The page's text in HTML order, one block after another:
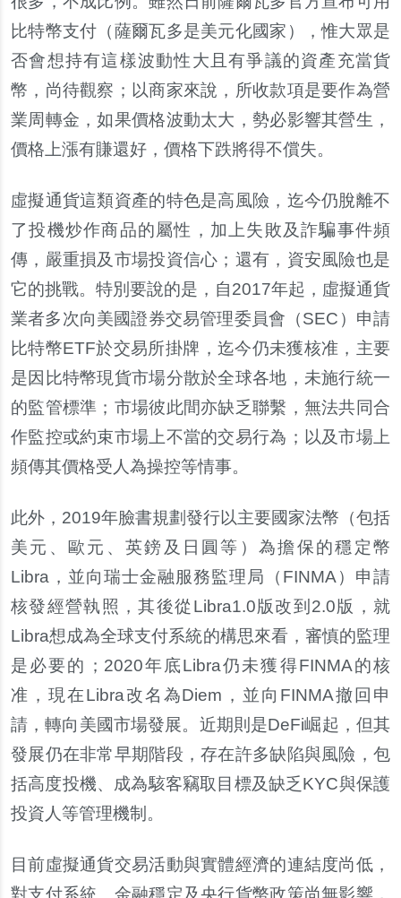
比特幣支付（薩爾瓦多是美元化國家），惟大眾是
否會想持有這樣波動性大且有爭議的資產充當貨
幣，尚待觀察；以商家來說 ，所收款項是要作為營
業周轉金，如果價格波動太大，勢必影響其營生，
價格上漲有賺還好，價格下跌將得不償失。
虛擬通貨這類資產的特色是高風險，迄今仍脫離不
了投機炒作商品的屬性，加上失敗及詐騙事件頻
傳，嚴重損及市場投資信心；還有，資安風險也是
它的挑戰。特別要說的是，自2017年起， 虛擬通貨
業者多次向美國證券交易管理委員會（SEC）申請
比特幣ETF於交易所掛牌，迄今仍未獲核准，主要
是因比特幣現貨市場分散於全球各地，未施行統一
的監管標準；市場彼此間亦缺乏聯繫 ，無法共同合
作監控或約束市場上不當的交易行為；以及市場上
頻傳其價格受人為操控等情事。
此外，2019年臉書規劃發行以主要國家法幣（包括
美元、歐元、英鎊 及日圓等）為擔保的穩定幣
Libra，並向瑞士金融服務監理局（FINMA）申請
核發經營執照，其後從Libra1.0版改到2.0版，就
Libra想成為全球支付系統的構思來看，審慎的監理
是必要的；2020年底Libra仍未獲得FINMA的核
准，現在Libra改名為Diem，並向FINMA撤回申
請，轉向美國市場發展。近期則是DeFi崛起，但其
發展仍在非常早期階段，存在許多缺陷與風險，包
括高度投機、成為駭客竊取目標及缺乏KYC與保護
投資人等管理機制。
目前虛擬通貨交易活動與實體經濟的連結度尚低，
對支付系統、金融穩定及央行貨幣政策尚無影響，